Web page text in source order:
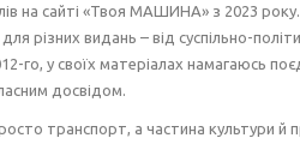
на сайті «Твоя МАШИНА» з 2023 року.
різних видань – від суспільно-
го, у своїх матеріалах намагаюсь
досвідом.
транспорт, а частина культури й